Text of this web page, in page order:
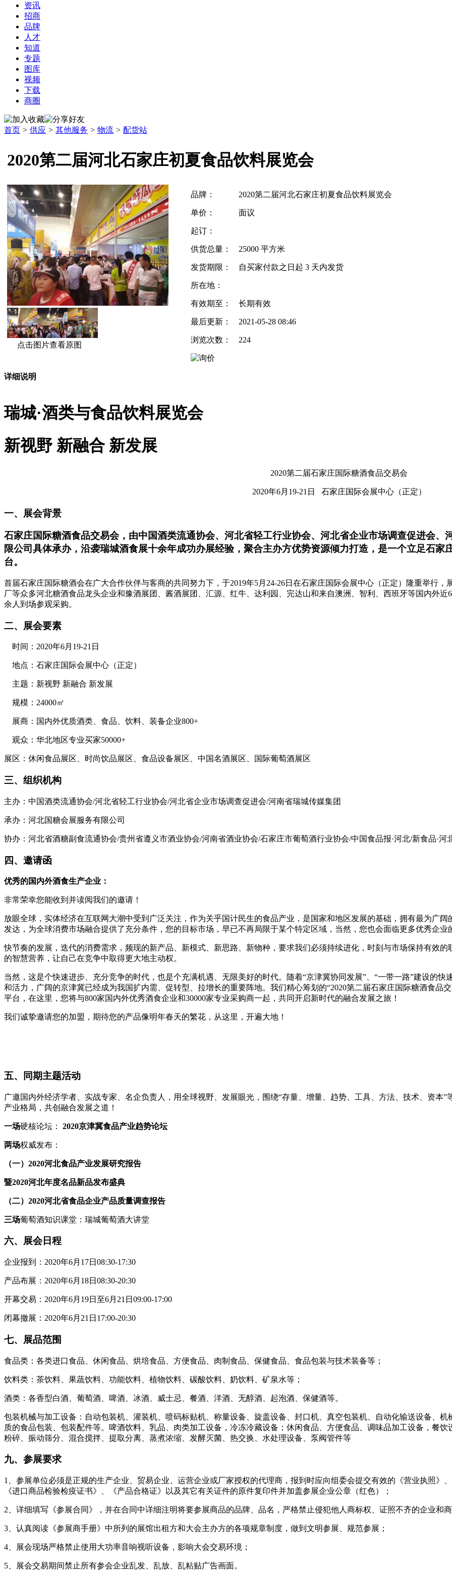
资讯
招商
品牌
人才
知道
专题
图库
视频
下载
商圈
首页 > 供应 > 其他服务 > 物流 > 配货站
2020第二届河北石家庄初夏食品饮料展览会
点击图片查看原图
品牌： 2020第二届河北石家庄初夏食品饮料展览会
单价： 面议
起订：
供货总量： 25000 平方米
发货期限： 自买家付款之日起 3 天内发货
所在地：
有效期至： 长期有效
最后更新： 2021-05-28 08:46
浏览次数： 224
详细说明
瑞城·酒类与食品饮料展览会
新视野 新融合 新发展
2020第二届石家庄国际糖酒食品交易会
2020年6月19-21日 石家庄国际会展中心（正定）
一、 展会背景
石家庄国际糖酒食品交易会，由中国酒类流通协会、河北省轻工行业协会、河北省企业市场调查促进会
限公司具体承办，沿袭瑞城酒食展十余年成功办展经验，聚合主办方优势资源倾力打造，是一个立足石
台。
首届石家庄国际糖酒会在广大合作伙伴与客商的共同努力下，于2019年5月24-26日在石家庄国际会展中心（正定）隆重举行
厂等众多河北糖酒食品龙头企业和豫酒展团、酱酒展团、汇源、红牛、达利园、完达山和来自澳洲、智利、西班牙等国内外
余人到场参观采购。
二、展会要素
时间：2020年6月19-21日
地点：石家庄国际会展中心（正定）
主题：新视野 新融合 新发展
规模：24000㎡
展商：国内外优质酒类、食品、饮料、装备企业800+
观众：华北地区专业买家50000+
展区：休闲食品展区、时尚饮品展区、食品设备展区、中国名酒展区、国际葡萄酒展区
三、组织机构
主办：中国酒类流通协会/河北省轻工行业协会/河北省企业市场调查促进会/河南省瑞城传媒集团
承办：河北国糖会展服务有限公司
协办：河北省酒糖副食流通协会/贵州省遵义市酒业协会/河南省酒业协会/石家庄市葡萄酒行业协会/中国食品报·河北/新食品·河
四、邀请函
优秀的国内外酒食生产企业：
非常荣幸您能收到并读阅我们的邀请！
放眼全球，实体经济在互联网大潮中受到广泛关注，作为关乎国计民生的食品产业，是国家和地区发展的基础，拥有最为广
发达，为全球消费市场融合提供了充分条件，您的目标市场，早已不再局限于某个特定区域，当然，您也会面临更多优秀企业
快节奏的发展，迭代的消费需求，频现的新产品、新模式、新思路、新物种，要求我们必须持续进化，时刻与市场保持有效
的智慧营养，让自己在竞争中取得更大地主动权。
当然，这是个快速进步、充分竞争的时代，也是个充满机遇、无限美好的时代。随着“京津冀协同发展”、“一带一路”建设的
和活力，广阔的京津冀已经成为我国扩内需、促转型、拉增长的重要阵地。我们精心筹划的“2020第二届石家庄国际糖酒食品
平台，在这里，您将与800家国内外优秀酒食企业和30000家专业采购商一起，共同开启新时代的融合发展之旅！
我们诚挚邀请您的加盟，期待您的产品像明年春天的繁花，从这里，开遍大地！
五、同期主题活动
广邀国内外经济学者、实战专家、名企负责人，用全球视野、发展眼光，围绕“存量、增量、趋势、工具、方法、技术、资本
产业格局，共创融合发展之道！
一场硬核论坛： 2020京津冀食品产业趋势论坛
两场权威发布：
（一） 2020河北食品产业发展研究报告
暨2020河北年度名品新品发布盛典
（二）2020河北省食品企业产品质量调查报告
三场葡萄酒知识课堂：瑞城葡萄酒大讲堂
六、展会日程
企业报到：2020年6月17日08:30-17:30
产品布展：2020年6月18日08:30-20:30
开幕交易：2020年6月19日至6月21日09:00-17:00
闭幕撤展：2020年6月21日17:00-20:30
七、展品范围
食品类：各类进口食品、休闲食品、烘培食品、方便食品、肉制食品、保健食品、食品包装与技术装备等；
饮料类：茶饮料、果蔬饮料、功能饮料、植物饮料、碳酸饮料、奶饮料、矿泉水等；
酒类：各香型白酒、葡萄酒、啤酒、冰酒、威士忌、餐酒、洋酒、无醇酒、起泡酒、保健酒等。
包装机械与加工设备：自动包装机、灌装机、喷码标贴机、称量设备、旋盖设备、封口机、真空包装机、自动化输送设备、
质的食品包装、包装配件等。啤酒饮料、乳品、肉类加工设备，冷冻冷藏设备；休闲食品、方便食品、调味品加工设备，餐
粉碎、振动筛分、混合搅拌、提取分离、蒸煮浓缩、发酵灭菌、热交换、水处理设备、泵阀管件等
九、参展要求
1、参展单位必须是正规的生产企业、贸易企业、运营企业或厂家授权的代理商，报到时应向组委会提交有效的《营业执照》
《进口商品检验检疫证书》、《产品合格证》以及其它有关证件的原件复印件并加盖参展企业公章（红色）；
2、详细填写《参展合同》，并在合同中详细注明将要参展商品的品牌、品名，严格禁止侵犯他人商标权、证照不齐的企业和
3、认真阅读《参展商手册》中所列的展馆出租方和大会主办方的各项规章制度，做到文明参展、规范参展；
4、展会现场严格禁止使用大功率音响视听设备，影响大会交易环境；
5、展会交易期间禁止所有参会企业乱发、乱放、乱粘贴广告画面。